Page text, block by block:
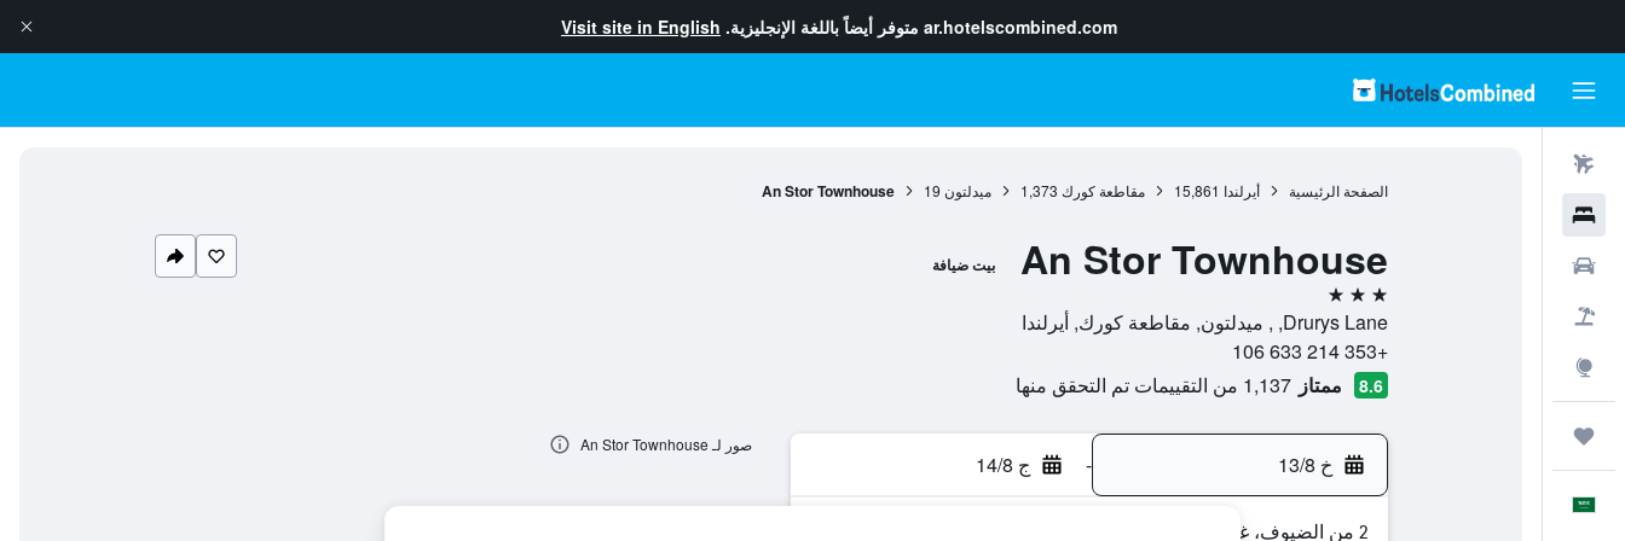
ar.hotelscombined.com متوفر أيضاً باللغة الإنجليزية. Visit site in English
الصفحة الرئيسية أيرلندا 15,861 مقاطعة كورك 1,373 ميدلتون 19
An Stor Townhouse
An Stor Townhouse بيت ضيافة
3 نجوم
Drurys Lane, , ميدلتون, مقاطعة كورك, أيرلندا
+353 214 633 106
8.6 ممتاز 1,137 من التقييمات تم التحقق منها
خ 13/8 - ج 14/8
2 من الضيوف، غرفة واحدة
صور لـ An Stor Townhouse